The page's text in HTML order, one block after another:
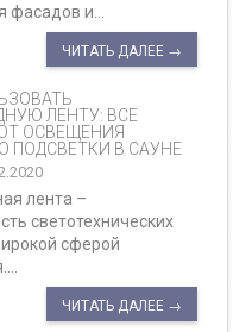
и...
ЧИТАТЬ ДАЛЕЕ →
ЛЕНТУ: ВСЕ
ОСВЕЩЕНИЯ
ПОДСВЕТКИ В САУНЕ
лента –
светотехнических
сферой
ЧИТАТЬ ДАЛЕЕ →